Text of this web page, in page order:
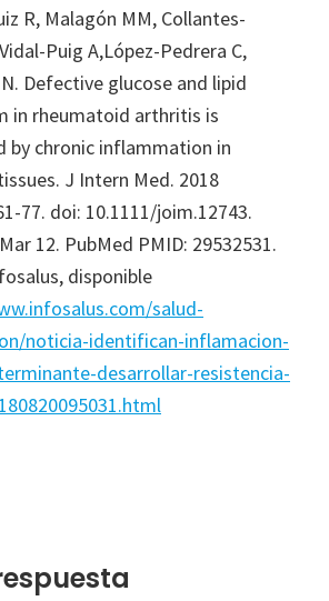
R, Malagón MM, Collantes-
Puig A,López-Pedrera C,
Defective glucose and lipid
in rheumatoid arthritis is
by chronic inflammation in
J Intern Med. 2018
77. doi: 10.1111/joim.12743.
12. PubMed PMID: 29532531.
disponible
salud-
noticia-identifican-inflamacion-
desarrollar-resistencia-